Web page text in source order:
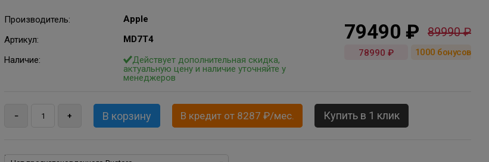
Производитель:
Apple
Артикул:
MD7T4
Наличие:
Действует дополнительная скидка,
актуальную цену и наличие уточняйте у
менеджеров
79490 ₽ 89990 ₽
1000 бонусов
78990 ₽
В кредит от 8287 ₽/мес. Купить в 1 клик
Rustore: